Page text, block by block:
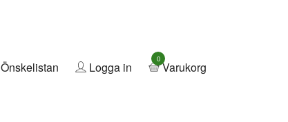
Önskelistan Logga in
0
Varukorg